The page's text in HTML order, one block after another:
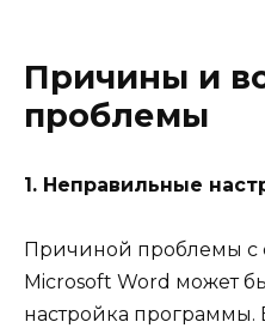
Причины и
проблемы
1. Неправильные
Причиной проблемы с
Microsoft Word может
настройка программы.